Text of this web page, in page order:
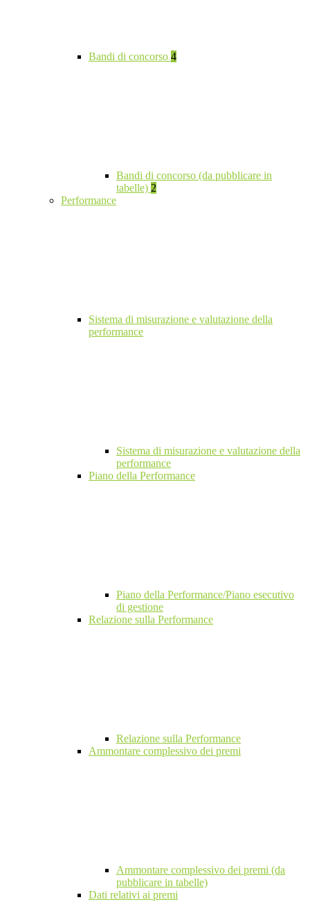
Bandi di concorso 4
Bandi di concorso (da pubblicare in
tabelle) 2
Performance
Sistema di misurazione e valutazione della
performance
Sistema di misurazione e valutazione della
performance
Piano della Performance
Piano della Performance/Piano esecutivo
di gestione
Relazione sulla Performance
Relazione sulla Performance
Ammontare complessivo dei premi
Ammontare complessivo dei premi (da
pubblicare in tabelle)
Dati relativi ai premi